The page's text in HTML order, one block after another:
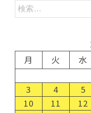
月
火 水
3
4 5
10
11 12